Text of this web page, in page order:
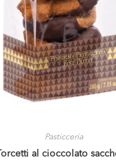
Pasticceria
Torcetti al cioccolato